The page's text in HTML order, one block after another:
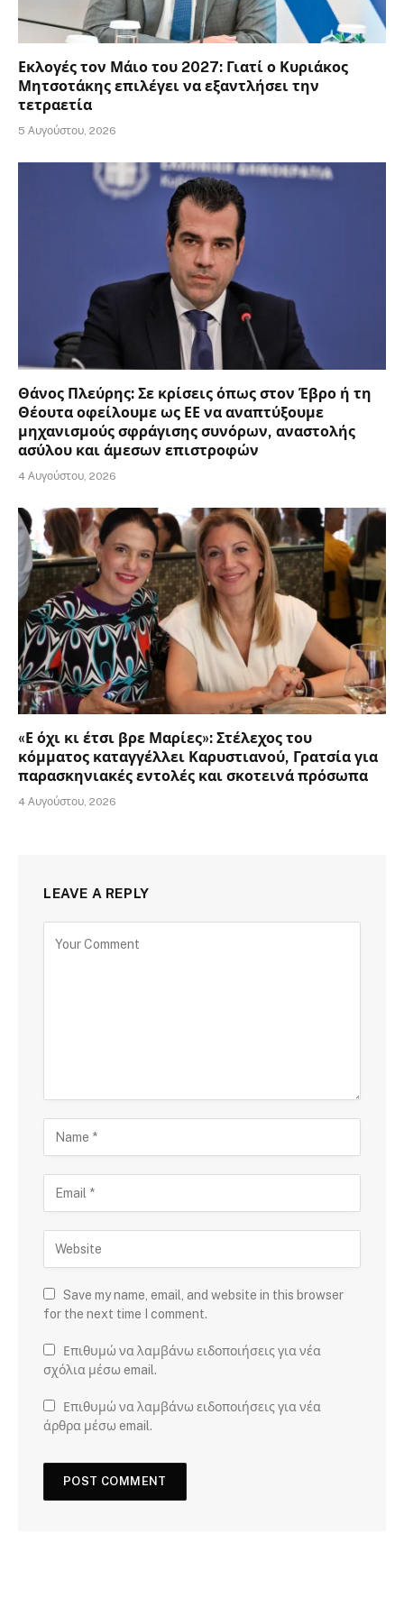
Εκλογές τον Μάιο του 2027: Γιατί ο Κυριάκος
Μητσοτάκης επιλέγει να εξαντλήσει την
τετραετία
5 Αυγούστου, 2026
Θάνος Πλεύρης: Σε κρίσεις όπως στον Έβρο ή τη
Θέουτα οφείλουμε ως ΕΕ να αναπτύξουμε
μηχανισμούς σφράγισης συνόρων, αναστολής
ασύλου και άμεσων επιστροφών
4 Αυγούστου, 2026
«Ε όχι κι έτσι βρε Μαρίες»: Στέλεχος του
κόμματος καταγγέλλει Καρυστιανού, Γρατσία για
παρασκηνιακές εντολές και σκοτεινά πρόσωπα
4 Αυγούστου, 2026
LEAVE A REPLY
Save my name, email, and website in this browser
for the next time I comment.
Επιθυμώ να λαμβάνω ειδοποιήσεις για νέα
σχόλια μέσω email.
Επιθυμώ να λαμβάνω ειδοποιήσεις για νέα
άρθρα μέσω email.